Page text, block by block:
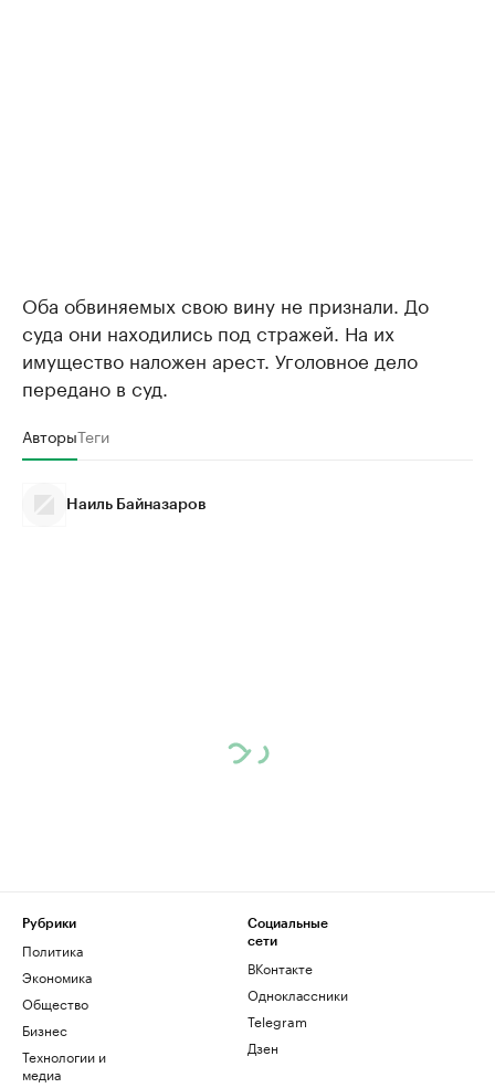
Оба обвиняемых свою вину не признали. До
суда они находились под стражей. На их
имущество наложен арест. Уголовное дело
передано в суд.
АвторыТеги
Наиль Байназаров
Рубрики
Политика
Экономика
Общество
Бизнес
Технологии и
медиа
Социальные
сети
ВКонтакте
Одноклассники
Telegram
Дзен